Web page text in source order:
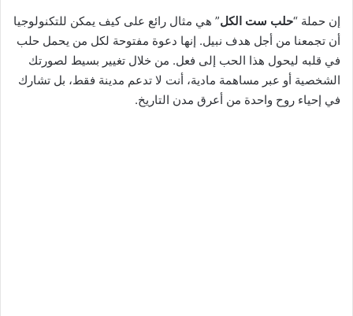
إن حملة “حلب ست الكل” هي مثال رائع على كيف يمكن للتكنولوجيا
أن تجمعنا من أجل هدف نبيل. إنها دعوة مفتوحة لكل من يحمل حلب
في قلبه ليحول هذا الحب إلى فعل. من خلال تغيير بسيط لصورتك
الشخصية أو عبر مساهمة مادية، أنت لا تدعم مدينة فقط، بل تشارك
في إحياء روح واحدة من أعرق مدن التاريخ.